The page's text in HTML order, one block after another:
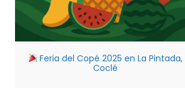
Feria del Copé 2025 en La Pintada,
Coclé